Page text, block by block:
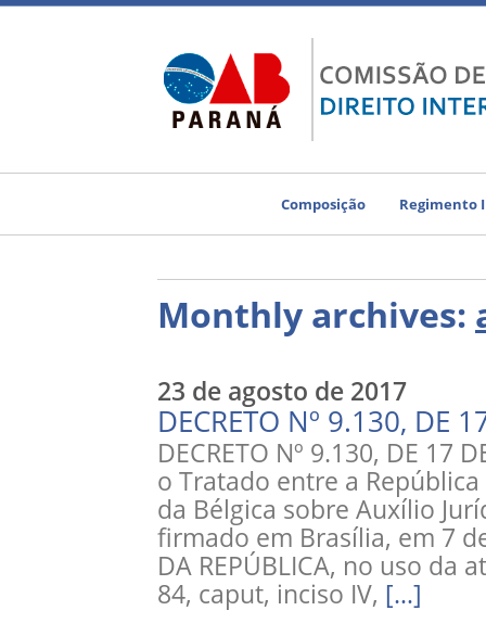
Composição Regimento
Monthly archives:
23 de agosto de 2017
DECRETO Nº 9.130, DE
DECRETO Nº 9.130, DE 17
o Tratado entre a
da Bélgica sobre Auxílio
firmado em Brasília, em 7
DA REPÚBLICA, no uso da
84, caput, inciso IV, […]